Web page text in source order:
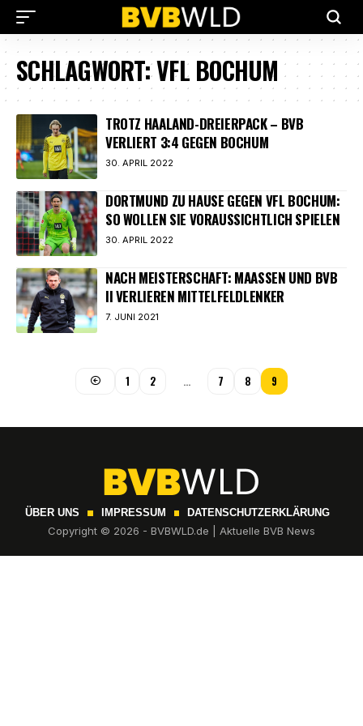
SCHLAGWORT:VFL BOCHUM
TROTZ HAALAND-DREIERPACK – BVB
VERLIERT 3:4 GEGEN BOCHUM
30. APRIL 2022
DORTMUND ZU HAUSE GEGEN VFL BOCHUM:
SO WOLLEN SIE VORAUSSICHTLICH SPIELEN
30. APRIL 2022
NACH MEISTERSCHAFT: MAASSEN UND BVB I
I VERLIEREN MITTELFELDLENKER
7. JUNI 2021
1 2 … 7 8 9
ÜBER UNS IMPRESSUM DATENSCHUTZERKLÄRUNG
Copyright © 2026 - BVBWLD.de | Aktuelle BVB News